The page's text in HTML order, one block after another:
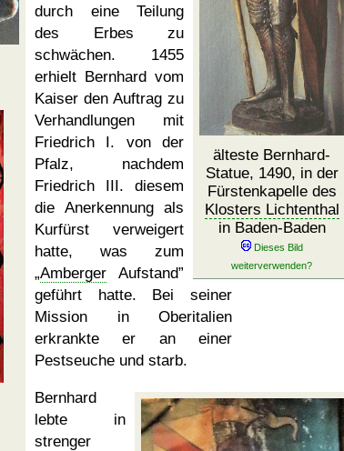
älteste Bernhard-
Statue, 1490, in der
Fürstenkapelle des
Klosters Lichtenthal
in Baden-Baden
durch eine Teilung
des Erbes zu
schwächen. 1455
erhielt Bernhard vom
Kaiser den Auftrag zu
Verhandlungen mit
Friedrich I. von der
Pfalz, nachdem
Friedrich III. diesem
die Anerkennung als
Kurfürst verweigert
hatte, was zum
Amberger Aufstand
geführt hatte. Bei seiner
Mission in Oberitalien
erkrankte er an einer
Pestseuche und starb.
Bernhard
lebte in
strenger